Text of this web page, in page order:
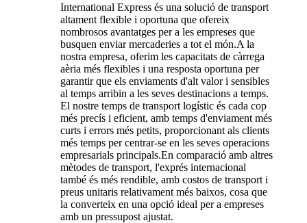
International Express és una solució de transport
altament flexible i oportuna que ofereix
nombrosos avantatges per a les empreses que
busquen enviar mercaderies a tot el món.A la
nostra empresa, oferim les capacitats de càrrega
aèria més flexibles i una resposta oportuna per
garantir que els enviaments d'alt valor i sensibles
al temps arribin a les seves destinacions a temps.
El nostre temps de transport logístic és cada cop
més precís i eficient, amb temps d'enviament més
curts i errors més petits, proporcionant als clients
més temps per centrar-se en les seves operacions
empresarials principals.En comparació amb altres
mètodes de transport, l'exprés internacional
també és més rendible, amb costos de transport i
preus unitaris relativament més baixos, cosa que
la converteix en una opció ideal per a empreses
amb un pressupost ajustat.